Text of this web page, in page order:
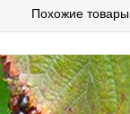
Похожие товары